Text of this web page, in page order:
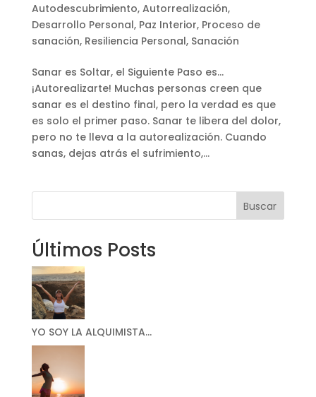
Autodescubrimiento, Autorrealización,
Desarrollo Personal, Paz Interior, Proceso de
sanación, Resiliencia Personal, Sanación
Sanar es Soltar, el Siguiente Paso es…
¡Autorealizarte! Muchas personas creen que
sanar es el destino final, pero la verdad es que
es solo el primer paso. Sanar te libera del dolor,
pero no te lleva a la autorealización. Cuando
sanas, dejas atrás el sufrimiento,...
Buscar
Últimos Posts
YO SOY LA ALQUIMISTA…